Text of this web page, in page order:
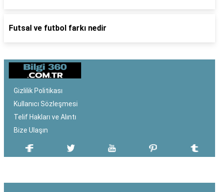
Futsal ve futbol farkı nedir
Gizlilik Politikası
Kullanıcı Sözleşmesi
Telif Hakları ve Alıntı
Bize Ulaşın